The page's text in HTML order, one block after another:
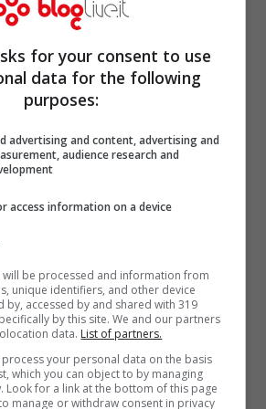
regola penalizza ovviamente
for your consent to use
data for the following
purposes:
advertising and content, advertising and
audience research and
access information on a device
be processed and information from
unique identifiers, and other device
by, accessed by and shared with 319
by this site. We and our partners
data. List of partners.
your personal data on the basis
which you can object to by managing
Look for a link at the bottom of this page
manage or withdraw consent in privacy